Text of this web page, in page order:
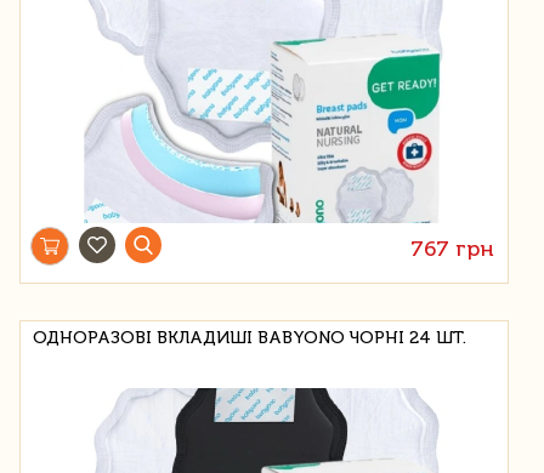
767 грн
ОДНОРАЗОВІ ВКЛАДИШІ BABYONO ЧОРНІ 24 ШТ.